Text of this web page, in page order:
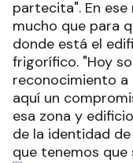
partecita". En
mucho que para
donde está el
frigorífico. "Hoy
reconocimiento
aquí un
esa zona y
de la identidad
que tenemos que